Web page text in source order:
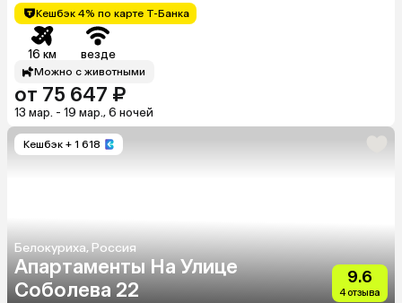
Кешбэк 4% по карте Т-Банка
16 км везде
Можно с животными
от 75 647 ₽
13 мар. - 19 мар., 6 ночей
Кешбэк + 1 618
Белокуриха, Россия
Апартаменты На Улице
Соболева 22
9.6
4 отзыва